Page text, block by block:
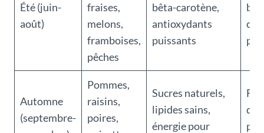
Été (juin-
août)
fraises,
melons,
framboises,
pêches
bêta-carotène,
antioxydants
puissants
Automne
(septembre-
Pommes,
raisins,
poires,
Sucres naturels,
lipides sains,
énergie pour